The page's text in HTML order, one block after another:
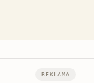
REKLAMA